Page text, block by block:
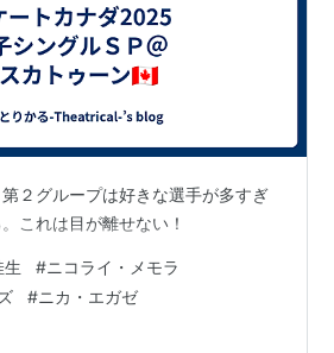
２グループは好きな選手が多すぎ
これは目が離せない！
⽣ #ニコライ・メモラ
#ニカ・エガゼ